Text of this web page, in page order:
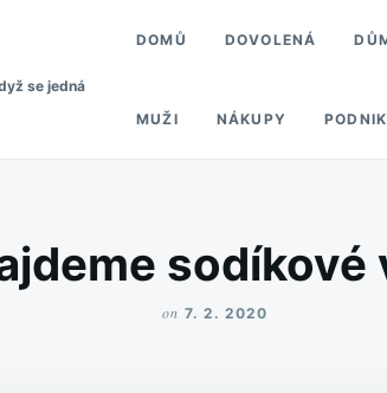
se jedná
DOMŮ DOVOLENÁ
MUŽI NÁKUPY
on 7. 2. 2020